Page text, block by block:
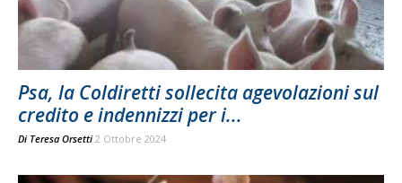
Psa, la Coldiretti sollecita agevolazioni sul
credito e indennizzi per i...
Di Teresa Orsetti 2 Ottobre 2024